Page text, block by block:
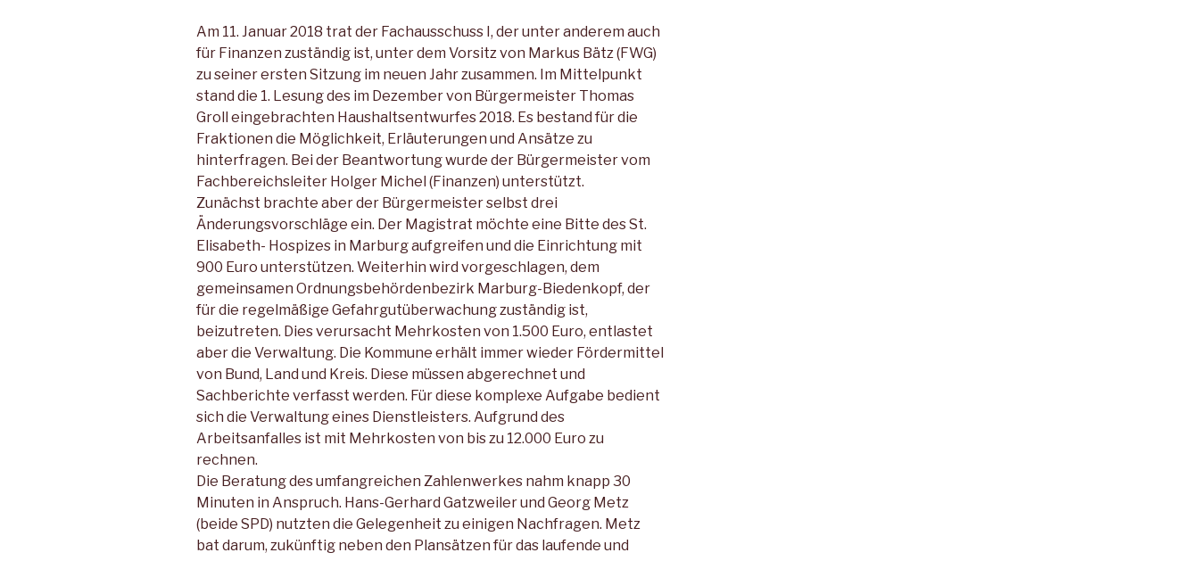
Am 11. Januar 2018 trat der Fachausschuss I, der unter anderem auch
für Finanzen zuständig ist, unter dem Vorsitz von Markus Bätz (FWG)
zu seiner ersten Sitzung im neuen Jahr zusammen. Im Mittelpunkt
stand die 1. Lesung des im Dezember von Bürgermeister Thomas
Groll eingebrachten Haushaltsentwurfes 2018. Es bestand für die
Fraktionen die Möglichkeit, Erläuterungen und Ansätze zu
hinterfragen. Bei der Beantwortung wurde der Bürgermeister vom
Fachbereichsleiter Holger Michel (Finanzen) unterstützt.
Zunächst brachte aber der Bürgermeister selbst drei
Änderungsvorschläge ein. Der Magistrat möchte eine Bitte des St.
Elisabeth- Hospizes in Marburg aufgreifen und die Einrichtung mit
900 Euro unterstützen. Weiterhin wird vorgeschlagen, dem
gemeinsamen Ordnungsbehördenbezirk Marburg-Biedenkopf, der
für die regelmäßige Gefahrgutüberwachung zuständig ist,
beizutreten. Dies verursacht Mehrkosten von 1.500 Euro, entlastet
aber die Verwaltung. Die Kommune erhält immer wieder Fördermittel
von Bund, Land und Kreis. Diese müssen abgerechnet und
Sachberichte verfasst werden. Für diese komplexe Aufgabe bedient
sich die Verwaltung eines Dienstleisters. Aufgrund des
Arbeitsanfalles ist mit Mehrkosten von bis zu 12.000 Euro zu
rechnen.
Die Beratung des umfangreichen Zahlenwerkes nahm knapp 30
Minuten in Anspruch. Hans-Gerhard Gatzweiler und Georg Metz
(beide SPD) nutzten die Gelegenheit zu einigen Nachfragen. Metz
bat darum, zukünftig neben den Plansätzen für das laufende und